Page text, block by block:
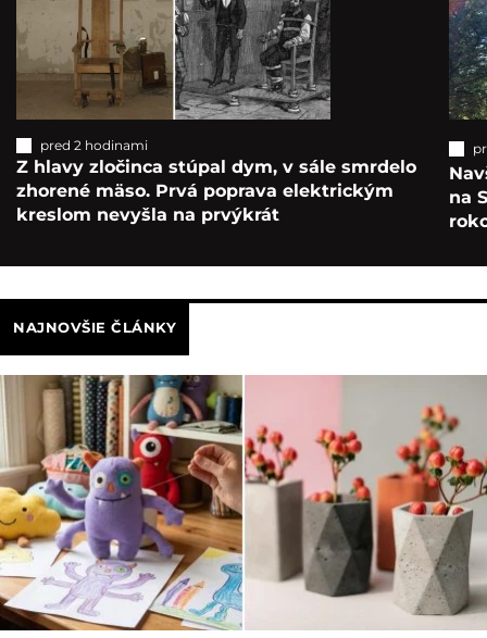
pred 2 hodinami
Z hlavy zločinca stúpal dym, v sále smrdelo
zhorené mäso. Prvá poprava elektrickým
kreslom nevyšla na prvýkrát
na
NAJNOVŠIE ČLÁNKY